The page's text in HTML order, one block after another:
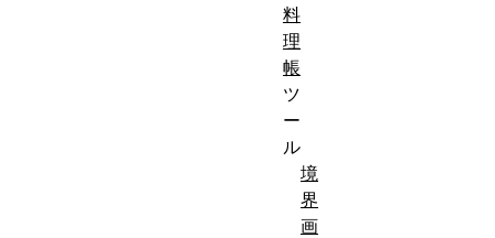
料
理
帳
ツ
ー
ル
境
界
画